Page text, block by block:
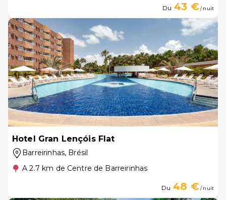
Du 43 €/ nuit
Hotel Gran Lençóis Flat
Barreirinhas, Brésil
A 2.7 km de Centre de Barreirinhas
Du 48 €/ nuit